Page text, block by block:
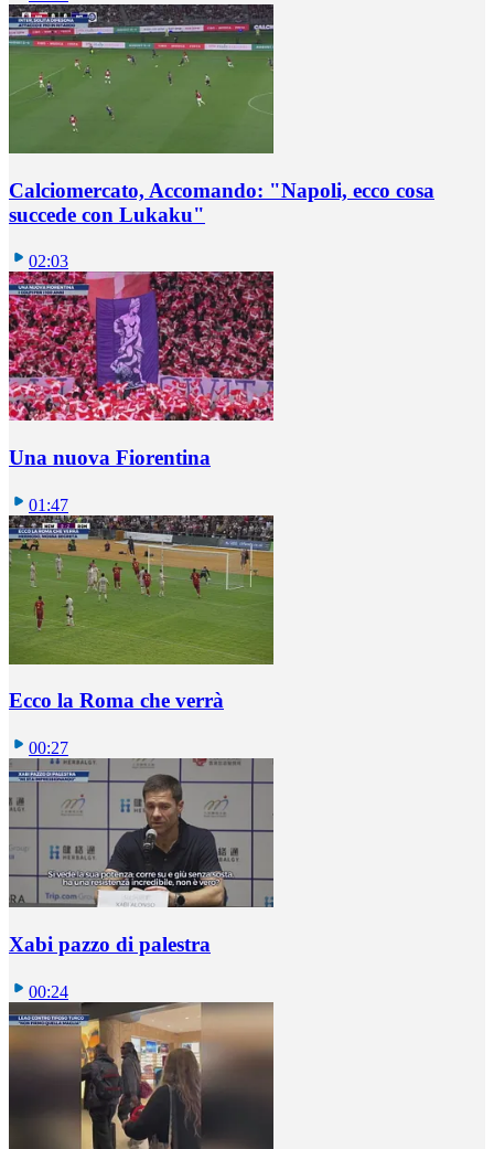
Calciomercato, Accomando: "Napoli, ecco cosa
succede con Lukaku"
02:03
Una nuova Fiorentina
01:47
Ecco la Roma che verrà
00:27
Xabi pazzo di palestra
00:24